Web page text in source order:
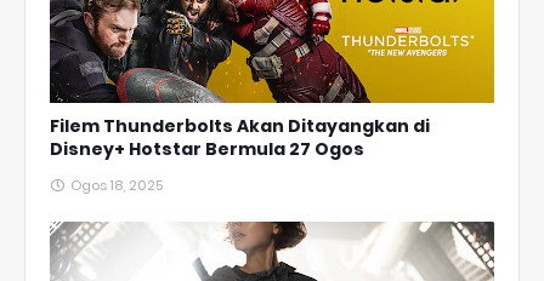
Filem Thunderbolts Akan Ditayangkan di
Disney+ Hotstar Bermula 27 Ogos
Ogos 18, 2025